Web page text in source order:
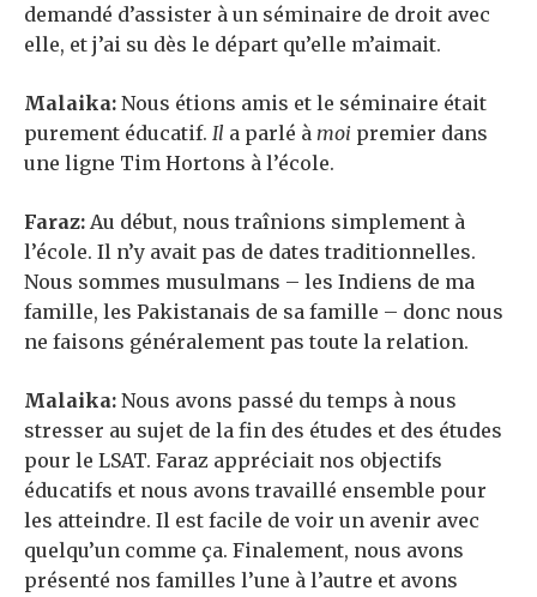
demandé d’assister à un séminaire de droit avec
elle, et j’ai su dès le départ qu’elle m’aimait.
Malaika: Nous étions amis et le séminaire était
purement éducatif. Il a parlé à moi premier dans
une ligne Tim Hortons à l’école.
Faraz: Au début, nous traînions simplement à
l’école. Il n’y avait pas de dates traditionnelles.
Nous sommes musulmans – les Indiens de ma
famille, les Pakistanais de sa famille – donc nous
ne faisons généralement pas toute la relation.
Malaika: Nous avons passé du temps à nous
stresser au sujet de la fin des études et des études
pour le LSAT. Faraz appréciait nos objectifs
éducatifs et nous avons travaillé ensemble pour
les atteindre. Il est facile de voir un avenir avec
quelqu’un comme ça. Finalement, nous avons
présenté nos familles l’une à l’autre et avons